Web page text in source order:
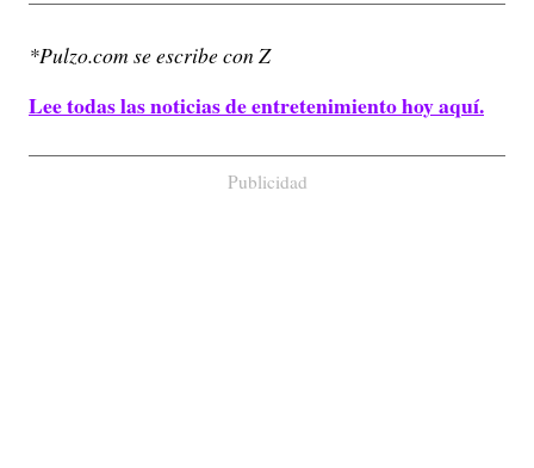
*Pulzo.com se escribe con Z
Lee todas las noticias de entretenimiento hoy aquí.
Publicidad